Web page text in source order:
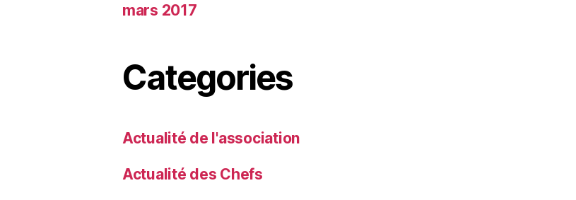
mars 2017
Categories
Actualité de l'association
Actualité des Chefs